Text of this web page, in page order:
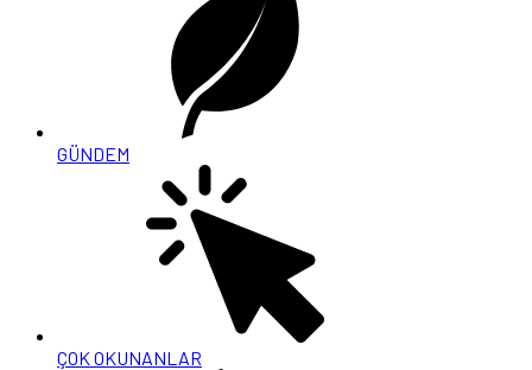
GÜNDEM
ÇOK OKUNANLAR